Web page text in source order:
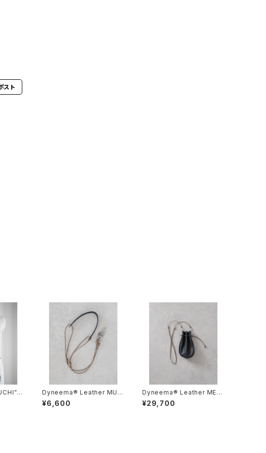
スト
N
スク
ップ
Dyneema® Leather MUL
TI SHOULDER STRAP/20
50#1/ダイニーマレザー マル
¥6,600
Dyneema® Leather MEDI
CINE BAG M/3039#1/ダイ
ニーマレザー メディスンバッ
¥29,700